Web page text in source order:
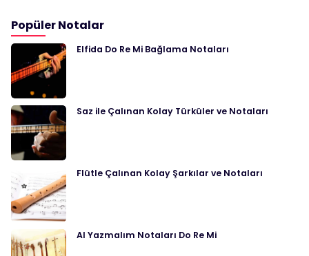
Popüler Notalar
Elfida Do Re Mi Bağlama Notaları
Saz ile Çalınan Kolay Türküler ve Notaları
Flütle Çalınan Kolay Şarkılar ve Notaları
Al Yazmalım Notaları Do Re Mi